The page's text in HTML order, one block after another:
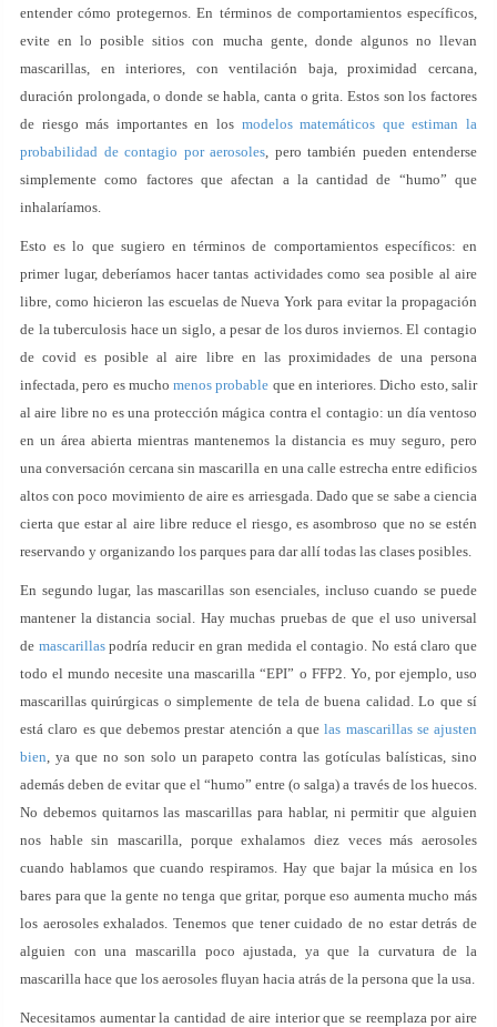
entender cómo protegernos. En términos de comportamientos específicos,
evite en lo posible sitios con mucha gente, donde algunos no llevan
mascarillas, en interiores, con ventilación baja, proximidad cercana,
duración prolongada, o donde se habla, canta o grita. Estos son los factores
de riesgo más importantes en los modelos matemáticos que estiman la
probabilidad de contagio por aerosoles, pero también pueden entenderse
simplemente como factores que afectan a la cantidad de “humo” que
inhalaríamos.
Esto es lo que sugiero en términos de comportamientos específicos: en
primer lugar, deberíamos hacer tantas actividades como sea posible al aire
libre, como hicieron las escuelas de Nueva York para evitar la propagación
de la tuberculosis hace un siglo, a pesar de los duros inviernos. El contagio
de covid es posible al aire libre en las proximidades de una persona
infectada, pero es muchomenos probable que en interiores. Dicho esto, salir
al aire libre no es una protección mágica contra el contagio: un día ventoso
en un área abierta mientras mantenemos la distancia es muy seguro, pero
una conversación cercana sin mascarilla en una calle estrecha entre edificios
altos con poco movimiento de aire es arriesgada. Dado que se sabe a ciencia
cierta que estar al aire libre reduce el riesgo, es asombroso que no se estén
reservando y organizando los parques para dar allí todas las clases posibles.
En segundo lugar, las mascarillas son esenciales, incluso cuando se puede
mantener la distancia social. Hay muchas pruebas de que el uso universal
de mascarillaspodría reducir en gran medida el contagio. No está claro que
todo el mundo necesite una mascarilla “EPI” o FFP2. Yo, por ejemplo, uso
mascarillas quirúrgicas o simplemente de tela de buena calidad. Lo que sí
está claro es que debemos prestar atención a quelas mascarillas se ajusten
bien, ya que no son solo un parapeto contra las gotículas balísticas, sino
además deben de evitar que el “humo” entre (o salga) a través de los huecos.
No debemos quitarnos las mascarillas para hablar, ni permitir que alguien
nos hable sin mascarilla, porque exhalamos diez veces más aerosoles
cuando hablamos que cuando respiramos. Hay que bajar la música en los
bares para que la gente no tenga que gritar, porque eso aumenta mucho más
los aerosoles exhalados. Tenemos que tener cuidado de no estar detrás de
alguien con una mascarilla poco ajustada, ya que la curvatura de la
mascarilla hace que los aerosoles fluyan hacia atrás de la persona que la usa.
Necesitamos aumentar la cantidad de aire interior que se reemplaza por aire